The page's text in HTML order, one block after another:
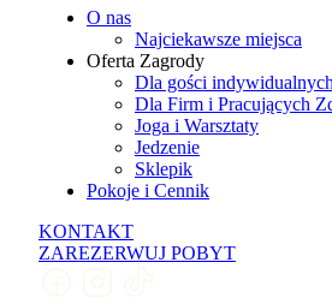
O nas
Najciekawsze miejsca
Oferta Zagrody
Dla gości indywidualnych
Dla Firm i Pracujących
Joga i Warsztaty
Jedzenie
Sklepik
Pokoje i Cennik
KONTAKT
ZAREZERWUJ POBYT